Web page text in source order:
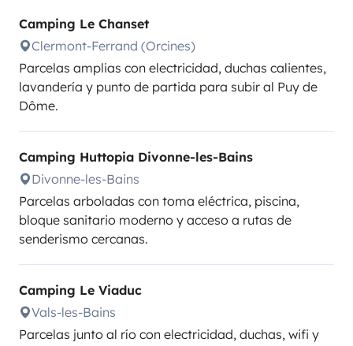
Camping Le Chanset
Clermont-Ferrand (Orcines)
Parcelas amplias con electricidad, duchas calientes,
lavandería y punto de partida para subir al Puy de
Dôme.
Camping Huttopia Divonne-les-Bains
Divonne-les-Bains
Parcelas arboladas con toma eléctrica, piscina,
bloque sanitario moderno y acceso a rutas de
senderismo cercanas.
Camping Le Viaduc
Vals-les-Bains
Parcelas junto al río con electricidad, duchas, wifi y